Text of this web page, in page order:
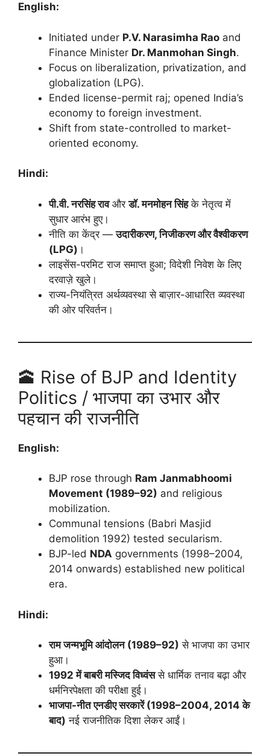
English:
Initiated under P.V. Narasimha Rao and
Finance Minister Dr. Manmohan Singh.
Focus on liberalization, privatization, and
globalization (LPG).
Ended license-permit raj; opened India’s
economy to foreign investment.
Shift from state-controlled to market-
oriented economy.
Hindi:
पी.वी. नरसिंह रावऔरडॉ. मनमोहन सिंहके नेतृत्व में
सुधार आरंभ हुए।
नीति का केंद्र —उदारीकरण, निजीकरण और वैश्वीकरण
(LPG) ।
लाइसेंस-परमिट राज समाप्त हुआ; विदेशी निवेश के लिए
दरवाज़े खुले।
राज्य-नियंत्रित अर्थव्यवस्था से बाज़ार-आधारित व्यवस्था
की ओर परिवर्तन।
🕋 Rise of BJP and Identity
Politics / भाजपा का उभार और
पहचान की राजनीति
English:
BJP rose through Ram Janmabhoomi
Movement (1989–92) and religious
mobilization.
Communal tensions (Babri Masjid
demolition 1992) tested secularism.
BJP-led NDA governments (1998–2004,
2014 onwards) established new political
era.
Hindi:
राम जन्मभूमि आंदोलन (1989–92) से भाजपा का उभार
हुआ।
1992 में बाबरी मस्जिद विध्वंससे धार्मिक तनाव बढ़ा और
धर्मनिरपेक्षता की परीक्षा हुई।
भाजपा-नीत एनडीए सरकारें (1998–2004, 2014 के
बाद) नई राजनीतिक दिशा लेकर आईं।